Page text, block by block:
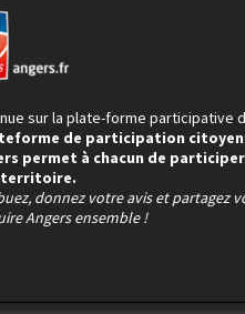
sur la plate-forme participative
de participation
permet à chacun de
donnez votre avis et partagez
Angers ensemble !